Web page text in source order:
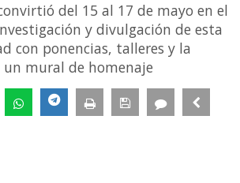
del 15 al 17 de mayo en el
y divulgación de esta
con ponencias, talleres y la
mural de homenaje